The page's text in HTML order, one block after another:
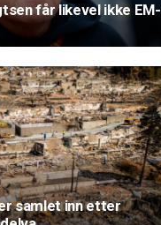
får likevel ikke EM-
samlet inn etter